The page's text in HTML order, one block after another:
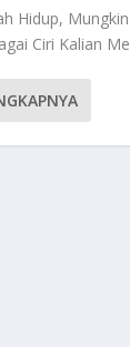
Hidup,
Ciri Kalian